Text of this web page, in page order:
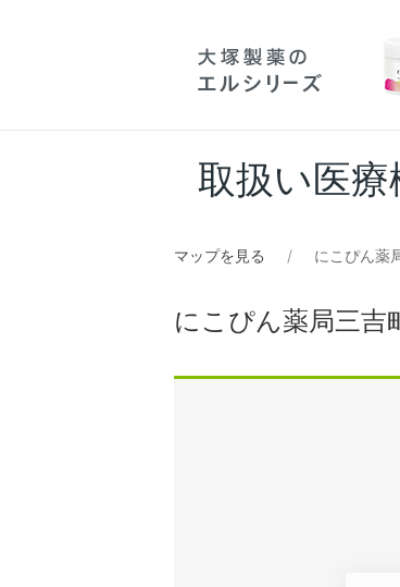
取扱い医
マップを見る にこぴん薬
にこぴん薬局三吉